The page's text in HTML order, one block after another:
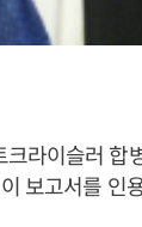
라이슬러 합
보고서를 인